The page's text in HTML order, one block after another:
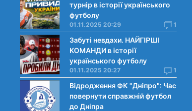
турнір в історії українського
футболу
01.11.2025 20:29 1
Забуті невдахи. НАЙГІРШІ
КОМАНДИ в історії
українського футболу
01.11.2025 20:27 1
Відродження ФК "Дніпро": Час
повернути справжній футбол
до Дніпра